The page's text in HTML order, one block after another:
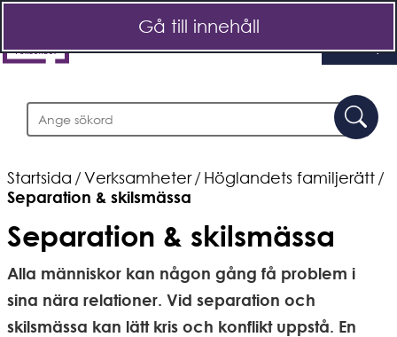
Gå till innehåll
Sök
Startsida /Verksamheter/Höglandets familjerätt/
Separation & skilsmässa
Separation & skilsmässa
Alla människor kan någon gång få problem i
sina nära relationer. Vid separation och
skilsmässa kan lätt kris och konflikt uppstå. En